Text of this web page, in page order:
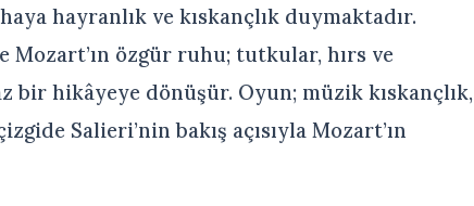
hayranlık ve kıskançlık duymaktadır.
Mozart’ın özgür ruhu; tutkular, hırs ve
hikâyeye dönüşür. Oyun; müzik kıskançlık,
Salieri’nin bakış açısıyla Mozart’ın